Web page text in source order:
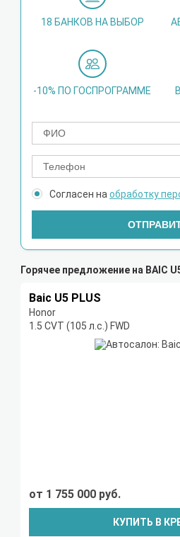
18 БАНКОВ НА ВЫБОР
-10% ПО ГОСПРОГРАММЕ
Согласен на обработку
Горячее предложение на BAIC
Baic U5 PLUS
Honor
1.5 CVT (105 л.с.) FWD
от 1 755 000 руб.
КУПИТЬ В